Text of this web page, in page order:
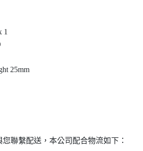
1
25mm
聯繫配送，本公司配合物流如下：